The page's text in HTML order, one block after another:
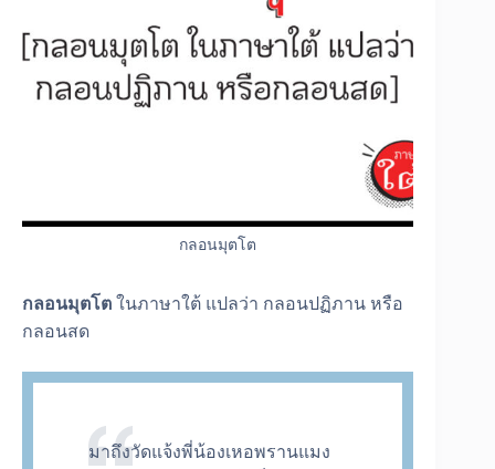
กลอนมุตโต
กลอนมุตโต ในภาษาใต้ แปลว่า กลอนปฏิภาน หรือ
กลอนสด
มาถึงวัดแจ้งพี่น้องเหอพรานแมง